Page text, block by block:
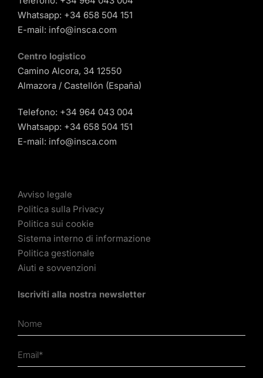
Whatsapp: +34 658 504 151
E-mail: info@insca.com
Centro logistico
Camino Alcora, 34 12550
Almazora / Castellón (España)
Telefono: +34 964 043 004
Whatsapp: +34 658 504 151
E-mail: info@insca.com
Avviso legale
Politica sulla Privacy
Politica sui cookie
Sistema interno di informazione
Politica gestionale
Aiuti e sovvenzioni
Iscriviti alla nostra newsletter